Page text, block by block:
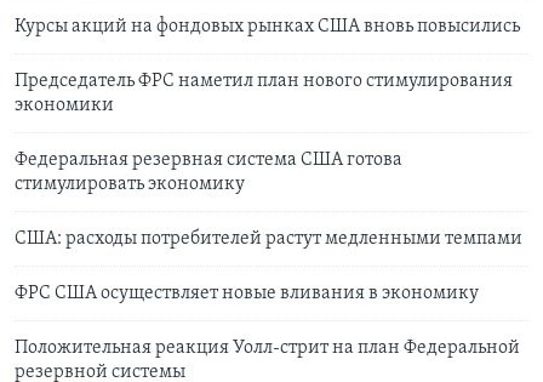
Курсы акций на фондовых рынках США вновь повысились
Председатель ФРС наметил план нового стимулирования
экономики
Федеральная резервная система США готова
стимулировать экономику
США: расходы потребителей растут медленными темпами
ФРС США осуществляет новые вливания в экономику
Положительная реакция Уолл-стрит на план Федеральной
резервной системы